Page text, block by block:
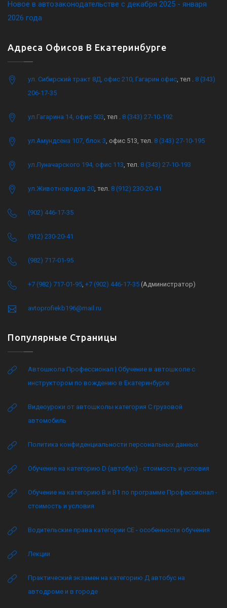
Новое в автозаконодательстве с декабря 2025 - января
2026 года
Адреса Офисов В Екатеринбурге
ул. Сибирский тракт 8Д, офис 210, Гагарин офис, тел . 8 (343)
206-17-35
ул.Гагарина 14, офис 503, тел . 8 (343) 27-10-192
ул.Амундсена 107, блок 3, офис 513, тел. 8 (343) 27-10-195
ул.Луначарского 194, офис 113, тел. 8 (343) 27-10-193
ул.Животноводов 20, тел. 8 (912) 230-20-41
(902) 446-17-35
(912) 230-20-41
(982) 717-01-95
+7 (982) 717-01-95, +7 (902) 446-17-35 (Администратор)
avtoprofiekb196@mail.ru
Популярные Страницы
Автошкола Профессионал | Обучение в автошколе с
инструктором по вождению в Екатеринбурге
Видеоуроки от автошколы категория C грузовой
автомобиль
Политика конфиденциальности персональных данных
Обучение на категорию D (автобус) - стоимость и условия
Обучение на категорию B и B1 по программе Профессионал -
стоимость и условия
Водительские права категории CE - особенности обучения
Лекции
Практический экзамен на категорию Д автобус на
автодроме и в городе